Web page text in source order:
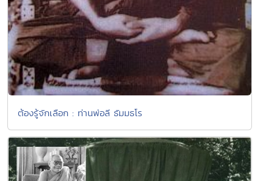
ต้องรู้จักเลือก : ท่านพ่อลี ธัมมธโร